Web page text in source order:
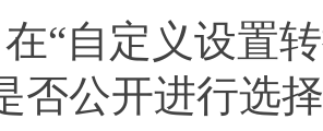
自定义设置转
否公开进行选择